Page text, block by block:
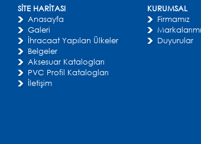
SİTE HARİTASI
Anasayfa
Galeri
İhracaat Yapılan Ülkeler
Belgeler
Aksesuar Katalogları
PVC Profil Katalogları
İletişim
KURUMSAL
Firmamız
Duyurular